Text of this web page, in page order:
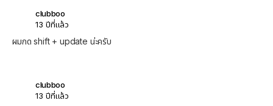
clubboo
13 ปีที่แล้ว
ผมกด shift + update น่ะครับ
clubboo
13 ปีที่แล้ว